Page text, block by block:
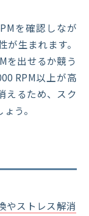
を確認しなが
生まれます。
を出せるか競う
RPM以上が高
えるため、スク
う。
やストレス解消